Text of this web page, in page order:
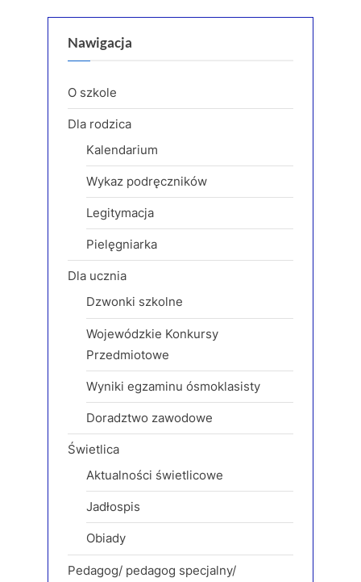
Nawigacja
O szkole
Dla rodzica
Kalendarium
Wykaz podręczników
Legitymacja
Pielęgniarka
Dla ucznia
Dzwonki szkolne
Wojewódzkie Konkursy
Przedmiotowe
Wyniki egzaminu ósmoklasisty
Doradztwo zawodowe
Świetlica
Aktualności świetlicowe
Jadłospis
Obiady
Pedagog/ pedagog specjalny/